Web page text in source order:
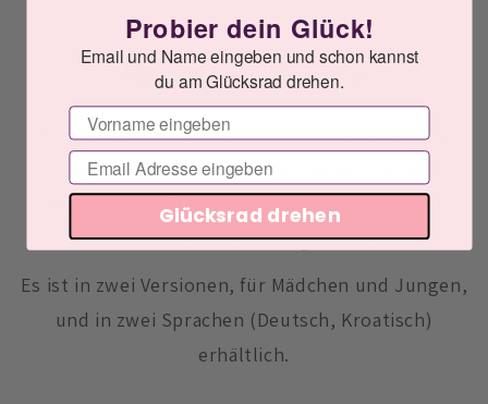
Meine Geschichte
"Meine Geschichte" bewahrt, auf 92 Seiten, alle
wertvollen Erinnerungen der ersten 10
Lebensjahre auf! Das Buch ist in Gold gedruckt
und in eine Lederhülle gebunden.
Es ist in zwei Versionen, für Mädchen und Jungen,
und in zwei Sprachen (Deutsch, Kroatisch)
erhältlich.
Probier dein Glück!
Email und Name eingeben und schon kannst
du am Glücksrad drehen.
Vorname
Email
Glücksrad drehen